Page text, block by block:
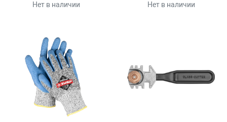
Нет в наличии Нет в наличии